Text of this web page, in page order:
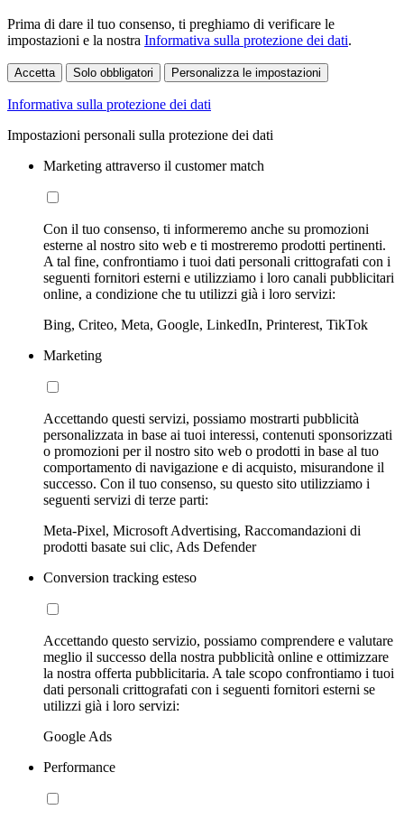
Prima di dare il tuo consenso, ti preghiamo di verificare le
impostazioni e la nostra Informativa sulla protezione dei dati.
Accetta Solo obbligatori Personalizza le impostazioni
Informativa sulla protezione dei dati
Impostazioni personali sulla protezione dei dati
Marketing attraverso il customer match
Con il tuo consenso, ti informeremo anche su promozioni
esterne al nostro sito web e ti mostreremo prodotti pertinenti.
A tal fine, confrontiamo i tuoi dati personali crittografati con i
seguenti fornitori esterni e utilizziamo i loro canali pubblicitari
online, a condizione che tu utilizzi già i loro servizi:
Bing, Criteo, Meta, Google, LinkedIn, Printerest, TikTok
Marketing
Accettando questi servizi, possiamo mostrarti pubblicità
personalizzata in base ai tuoi interessi, contenuti sponsorizzati
o promozioni per il nostro sito web o prodotti in base al tuo
comportamento di navigazione e di acquisto, misurandone il
successo. Con il tuo consenso, su questo sito utilizziamo i
seguenti servizi di terze parti:
Meta-Pixel, Microsoft Advertising, Raccomandazioni di
prodotti basate sui clic, Ads Defender
Conversion tracking esteso
Accettando questo servizio, possiamo comprendere e valutare
meglio il successo della nostra pubblicità online e ottimizzare
la nostra offerta pubblicitaria. A tale scopo confrontiamo i tuoi
dati personali crittografati con i seguenti fornitori esterni se
utilizzi già i loro servizi:
Google Ads
Performance